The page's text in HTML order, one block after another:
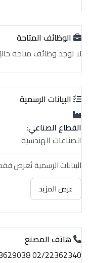
الوظائف المتاحة
لا توجد وظائف متاحة
البيانات الرسمية
القطاع الصناعي:
الصناعات الهندسية
البيانات الرسمية تُعرض
عرض المزيد
هاتف المصنع
02/22362340 02/23629038 012/22110311